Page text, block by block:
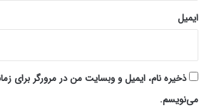
ایمیل
ذخیره نام، ایمیل و وبسایت من در مرورگر برای
می‌نویسم.